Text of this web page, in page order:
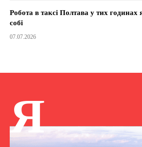
Робота в таксі Полтава у тих годинах
собі
07.07.2026
Я